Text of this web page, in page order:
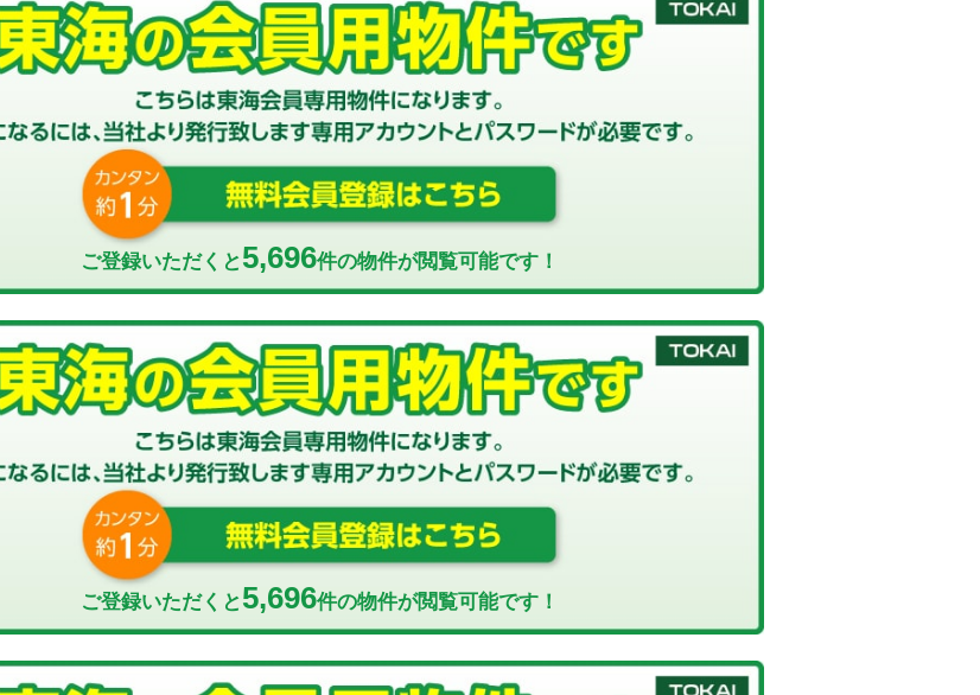
ご登録いただくと 5,696件の物件が閲覧可能です！
ご登録いただくと 5,696件の物件が閲覧可能です！